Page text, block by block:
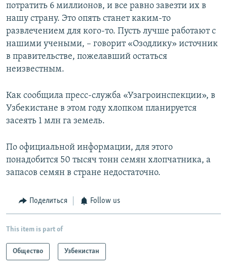
потратить 6 миллионов, и все равно завезти их в
нашу страну. Это опять станет каким-то
развлечением для кого-то. Пусть лучше работают с
нашими учеными, – говорит «Озодлику» источник
в правительстве, пожелавший остаться
неизвестным.
Как сообщила пресс-служба «Узагроинспекции», в
Узбекистане в этом году хлопком планируется
засеять 1 млн га земель.
По официальной информации, для этого
понадобится 50 тысяч тонн семян хлопчатника, а
запасов семян в стране недостаточно.
Поделиться Follow us
This item is part of
Общество Узбекистан